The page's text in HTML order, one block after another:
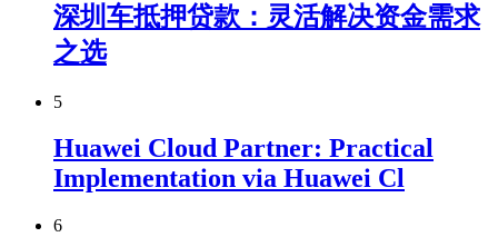
深圳车抵押贷款：灵活解决资金需求
之选
5
Huawei Cloud Partner: Practical
Implementation via Huawei Cl
6